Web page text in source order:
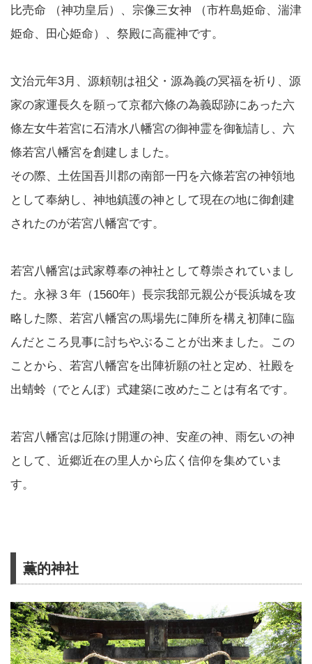
比売命 （神功皇后）、宗像三女神 （市杵島姫命、湍津
姫命、田心姫命）、祭殿に高靇神です。
文治元年3月、源頼朝は祖父・源為義の冥福を祈り、源
家の家運長久を願って京都六條の為義邸跡にあった六
條左女牛若宮に石清水八幡宮の御神霊を御勧請し、六
條若宮八幡宮を創建しました。
その際、土佐国吾川郡の南部一円を六條若宮の神領地
として奉納し、神地鎮護の神として現在の地に御創建
されたのが若宮八幡宮です。
若宮八幡宮は武家尊奉の神社として尊崇されていまし
た。永禄３年（1560年）長宗我部元親公が長浜城を攻
略した際、若宮八幡宮の馬場先に陣所を構え初陣に臨
んだところ見事に討ちやぶることが出来ました。この
ことから、若宮八幡宮を出陣祈願の社と定め、社殿を
出蜻蛉（でとんぼ）式建築に改めたことは有名です。
若宮八幡宮は厄除け開運の神、安産の神、雨乞いの神
として、近郷近在の里人から広く信仰を集めていま
す。
薫的神社